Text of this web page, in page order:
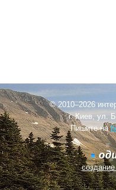
© 2010–2026
г. Киев, ул.
Пишите на